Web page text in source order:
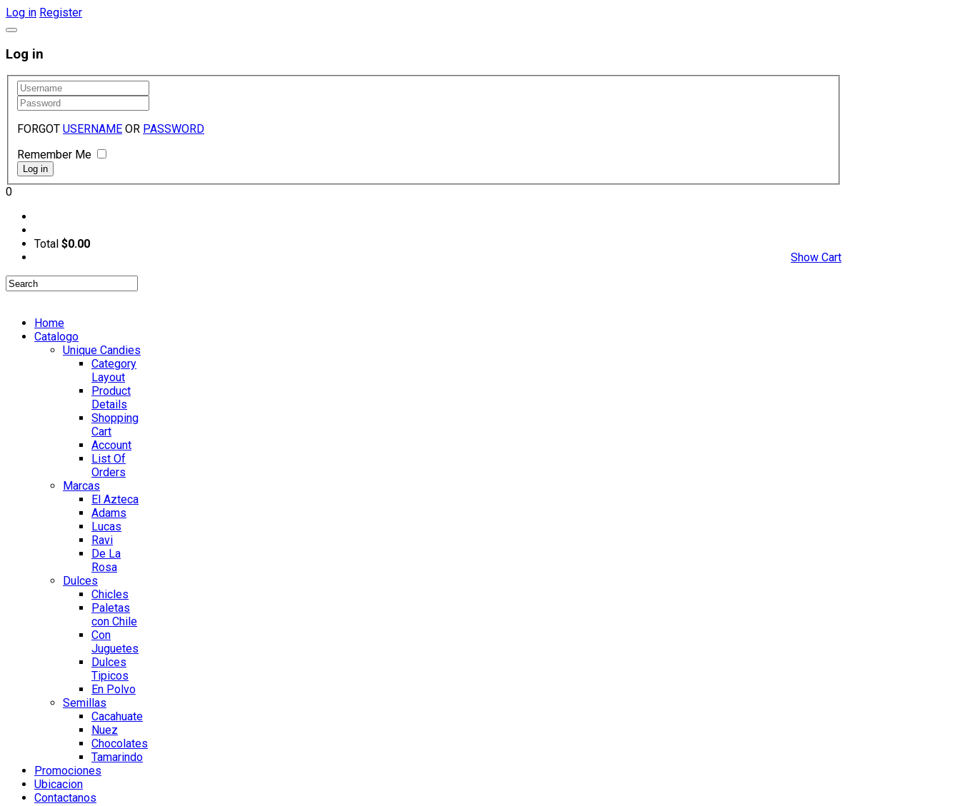
Log in Register
Log in
FORGOT USERNAME OR PASSWORD
Remember Me
0
Total $0.00
Show Cart
Home
Catalogo
Unique Candies
Category
Layout
Product
Details
Shopping
Cart
Account
List Of
Orders
Marcas
El Azteca
Adams
Lucas
Ravi
De La
Rosa
Dulces
Chicles
Paletas
con Chile
Con
Juguetes
Dulces
Tipicos
En Polvo
Semillas
Cacahuate
Nuez
Chocolates
Tamarindo
Promociones
Ubicacion
Contactanos